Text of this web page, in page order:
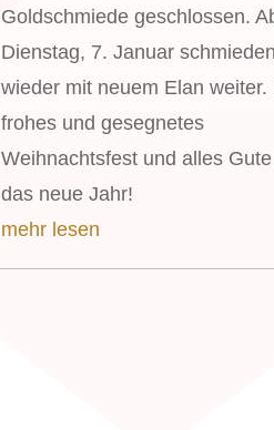
Goldschmiede geschlossen.
Dienstag, 7. Januar
wieder mit neuem Elan weiter.
frohes und gesegnetes
Weihnachtsfest und alles
das neue Jahr!
mehr lesen